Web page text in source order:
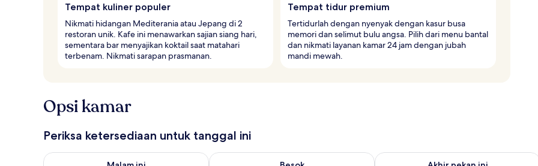
Tempat kuliner populer
Nikmati hidangan Mediterania atau Jepang di 2
restoran unik. Kafe ini menawarkan sajian siang hari,
sementara bar menyajikan koktail saat matahari
terbenam. Nikmati sarapan prasmanan.
Tempat tidur premium
Tertidurlah dengan nyenyak dengan kasur busa
memori dan selimut bulu angsa. Pilih dari menu bantal
dan nikmati layanan kamar 24 jam dengan jubah
mandi mewah.
Opsi kamar
Periksa ketersediaan untuk tanggal ini
Periksa ketersediaan untuk malam ini Agu 7 - Agu 8Periksa ketersediaan untuk besok Agu 8 - Agu 9Periksa ketersediaan untuk akhir